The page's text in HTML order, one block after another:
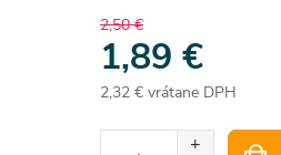
2,50 €
1,89 €
2,32 € vrátane DPH